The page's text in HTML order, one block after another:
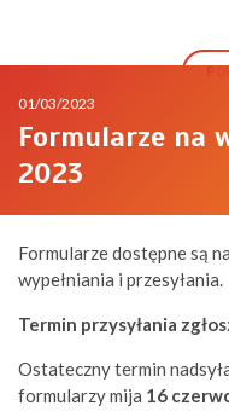
01/03/2023
Formularze na
2023
Formularze dostępne są
wypełniania i przesyłania.
Termin przysyłania
Ostateczny termin
formularzy mija 16